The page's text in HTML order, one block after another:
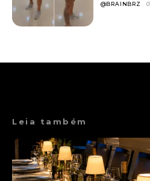
@BRAINBRZ
Leia também